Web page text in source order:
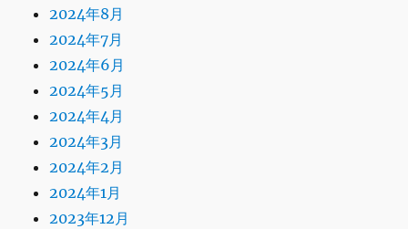
2024年8月
2024年7月
2024年6月
2024年5月
2024年4月
2024年3月
2024年2月
2024年1月
2023年12月